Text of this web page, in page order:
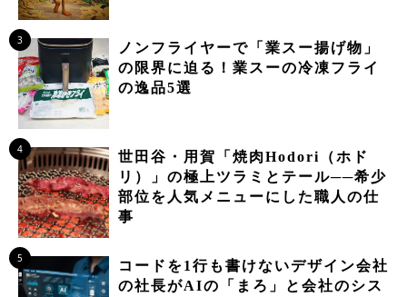
3
ノンフライヤーで「業スー揚げ物」
の限界に迫る！業スーの冷凍フライ
の逸品5選
4
世田谷・用賀「焼肉Hodori（ホド
リ）」の極上ツラミとテール──希少
部位を人気メニューにした職人の仕
事
5
コードを1行も書けないデザイン会社
の社長がAIの「まろ」と会社のシス